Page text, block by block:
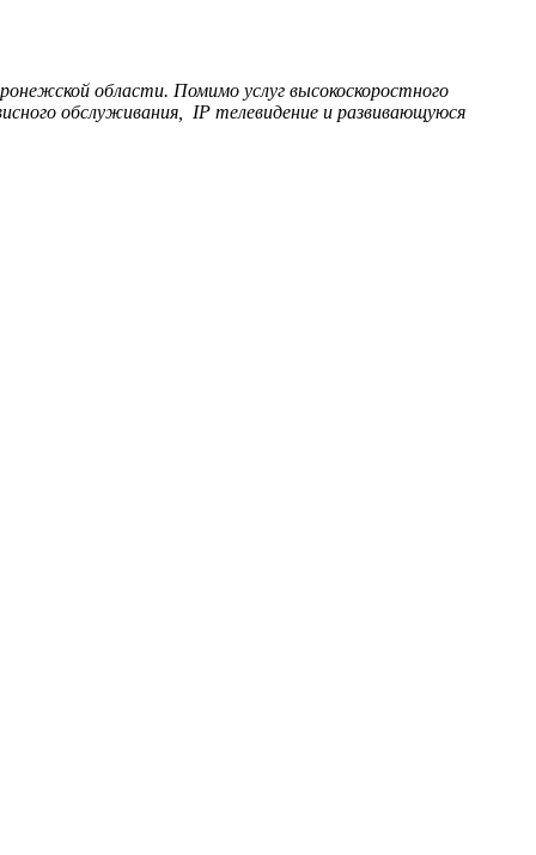
области. Помимо услуг высокоскоростного
обслуживания, IP телевидение и развивающуюся